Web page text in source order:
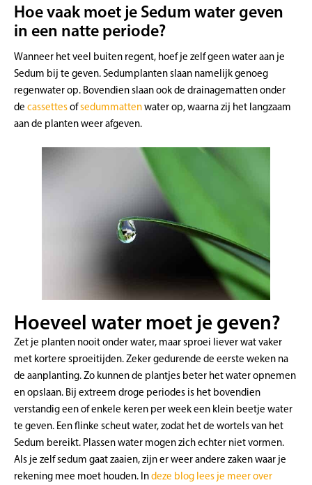
Hoe vaak moet je Sedum water geven
in een natte periode?
Wanneer het veel buiten regent, hoef je zelf geen water aan je
Sedum bij te geven. Sedumplanten slaan namelijk genoeg
regenwater op. Bovendien slaan ook de drainagematten onder
de cassettesofsedummattenwater op, waarna zij het langzaam
aan de planten weer afgeven.
Hoeveel water moet je geven?
Zet je planten nooit onder water, maar sproei liever wat vaker
met kortere sproeitijden. Zeker gedurende de eerste weken na
de aanplanting. Zo kunnen de plantjes beter het water opnemen
en opslaan. Bij extreem droge periodes is het bovendien
verstandig een of enkele keren per week een klein beetje water
te geven. Een flinke scheut water, zodat het de wortels van het
Sedum bereikt. Plassen water mogen zich echter niet vormen.
Als je zelf sedum gaat zaaien, zijn er weer andere zaken waar je
rekening mee moet houden. Indeze blog lees je meer over